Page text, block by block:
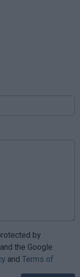
by
the Google
and Terms of